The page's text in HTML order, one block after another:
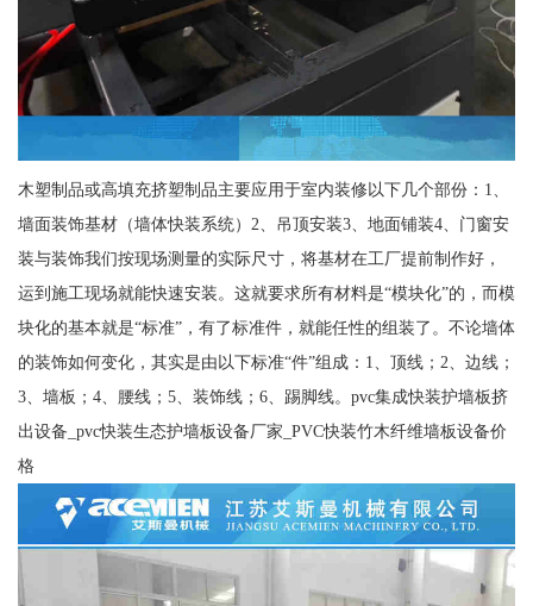
木塑制品或高填充挤塑制品主要应用于室内装修以下几个部份：1、
墙面装饰基材（墙体快装系统）2、吊顶安装3、地面铺装4、门窗安
装与装饰我们按现场测量的实际尺寸，将基材在工厂提前制作好，
运到施工现场就能快速安装。这就要求所有材料是“模块化”的，而模
块化的基本就是“标准”，有了标准件，就能任性的组装了。不论墙体
的装饰如何变化，其实是由以下标准“件”组成：1、顶线；2、边线；
3、墙板；4、腰线；5、装饰线；6、踢脚线。pvc集成快装护墙板挤
出设备_pvc快装生态护墙板设备厂家_PVC快装竹木纤维墙板设备价
格